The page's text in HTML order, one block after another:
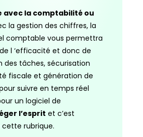
avec la comptabilité ou
la gestion des chiffres, la
comptable vous permettra
de l ‘efficacité et donc de
des tâches, sécurisation
fiscale et génération de
suivre en temps réel
un logiciel de
l’esprit et c’est
rubrique.